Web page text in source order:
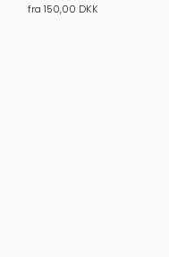
fra 150,00 DKK